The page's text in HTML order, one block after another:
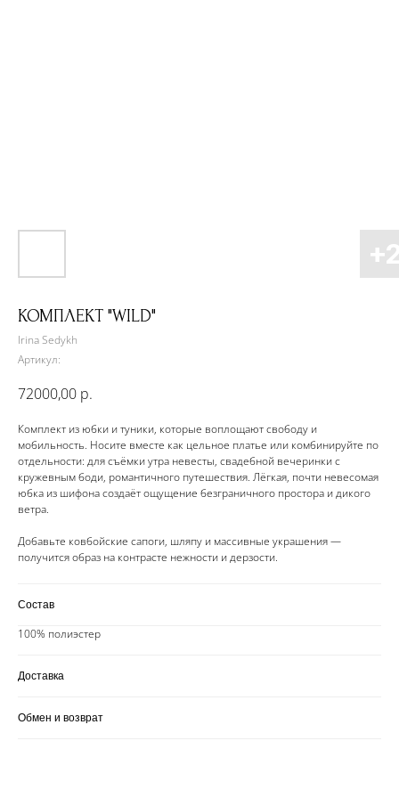
КОМПЛЕКТ "WILD"
Irina Sedykh
Артикул:
72000,00 р.
Комплект из юбки и туники, которые воплощают свободу и
мобильность. Носите вместе как цельное платье или комбинируйте по
отдельности: для съёмки утра невесты, свадебной вечеринки с
кружевным боди, романтичного путешествия. Лёгкая, почти невесомая
юбка из шифона создаёт ощущение безграничного простора и дикого
ветра.
Добавьте ковбойские сапоги, шляпу и массивные украшения —
получится образ на контрасте нежности и дерзости.
Состав
100% полиэстер
Доставка
Обмен и возврат